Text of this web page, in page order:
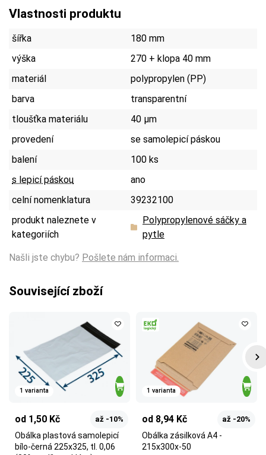
Vlastnosti produktu
šířka
180 mm
výška
270 + klopa 40 mm
materiál
polypropylen (PP)
barva
transparentní
tloušťka materiálu
40 µm
provedení
se samolepicí páskou
balení
100 ks
s lepicí páskou
ano
celní nomenklatura
39232100
produkt naleznete v
kategoriích
Polypropylenové sáčky a
pytle
Našli jste chybu? Pošlete nám informaci.
Související zboží
1 varianta
od 1,50 Kč až -10%
Obálka plastová samolepicí
bílo-černá 225x325, tl. 0,06
1 varianta
od 8,94 Kč až -20%
Obálka zásilková A4 -
215x300x-50